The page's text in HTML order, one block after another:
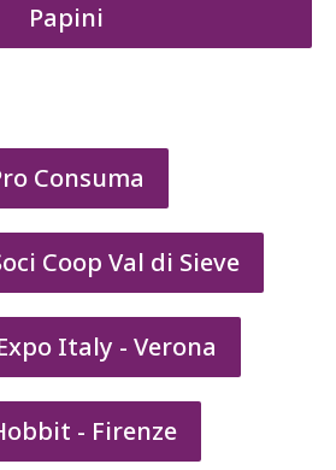
Papini
Consuma
Coop Val di Sieve
Italy - Verona
- Firenze